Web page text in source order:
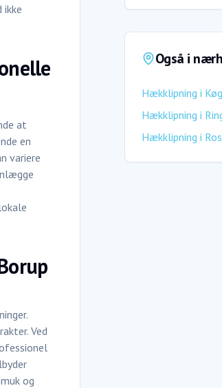
at
en
variere
Ved
og
Også i
Hækklipning i
Hækklipning i
Hækklipning i